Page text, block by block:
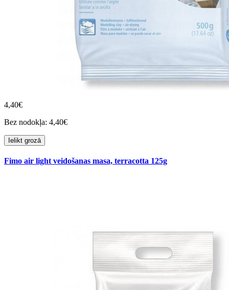
4,40€
Bez nodokļa: 4,40€
Ielikt grozā
Fimo air light veidošanas masa, terracotta 125g